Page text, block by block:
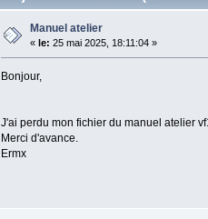
Manuel atelier
« le: 25 mai 2025, 18:11:04 »
Bonjour,
J'ai perdu mon fichier du manuel atelier
Merci d'avance.
Ermx